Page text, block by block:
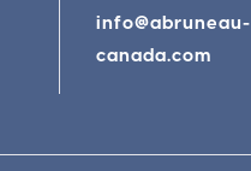
info@abruneau-
canada.com